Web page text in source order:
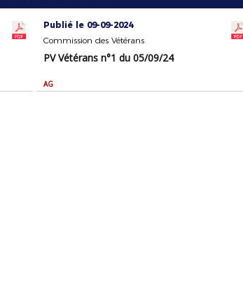
Publié le 09-09-2024
Commission des Vétérans
PV Vétérans n°1 du 05/09/24
AG